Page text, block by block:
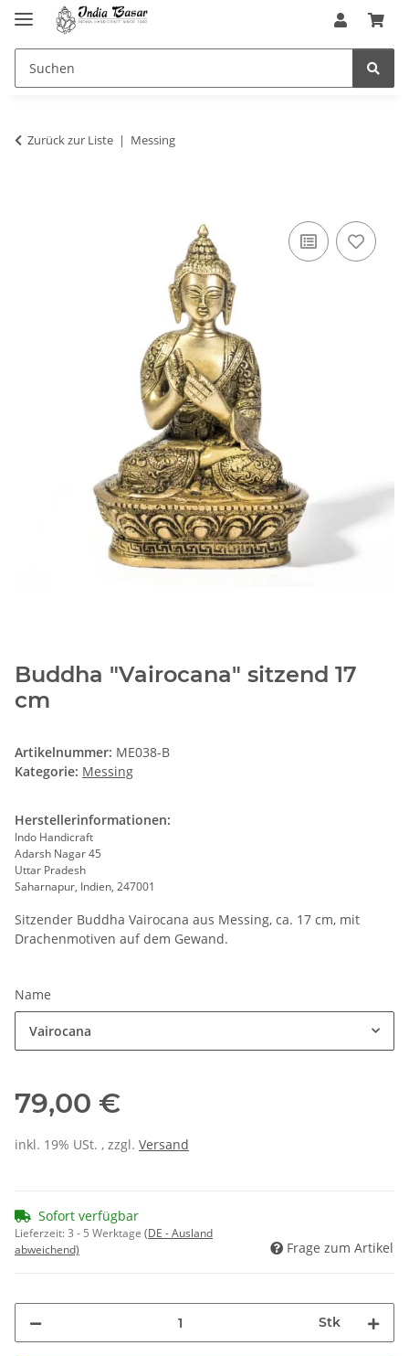
Zurück zur Liste Messing
Buddha "Vairocana" sitzend 17
cm
Artikelnummer: ME038-B
Kategorie: Messing
Herstellerinformationen:
Indo Handicraft
Adarsh Nagar 45
Uttar Pradesh
Saharnapur, Indien, 247001
Sitzender Buddha Vairocana aus Messing, ca. 17 cm, mit
Drachenmotiven auf dem Gewand.
Name
Vairocana
79,00 €
inkl. 19% USt. , zzgl. Versand
Sofort verfügbar
Lieferzeit:3 - 5 Werktage (DE - Ausland
abweichend)
Frage zum Artikel
Stk